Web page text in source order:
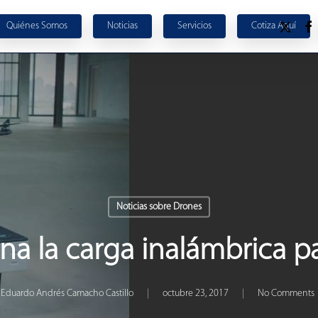
Quiénes Somos Noticias Servicios Cotiza Aquí
x-
twitter
Noticias sobre Drones
la carga inalámbrica
Eduardo Andrés Camacho Castillo octubre 23, 2017 No Comments